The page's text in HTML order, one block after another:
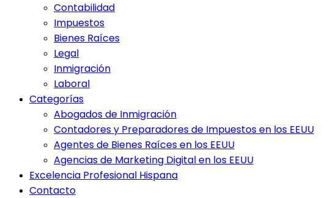
Contabilidad
Impuestos
Bienes Raíces
Legal
Inmigración
Laboral
Categorías
Abogados de Inmigración
Contadores y Preparadores de Impuestos en los EEUU
Agentes de Bienes Raíces en los EEUU
Agencias de Marketing Digital en los EEUU
Excelencia Profesional Hispana
Contacto